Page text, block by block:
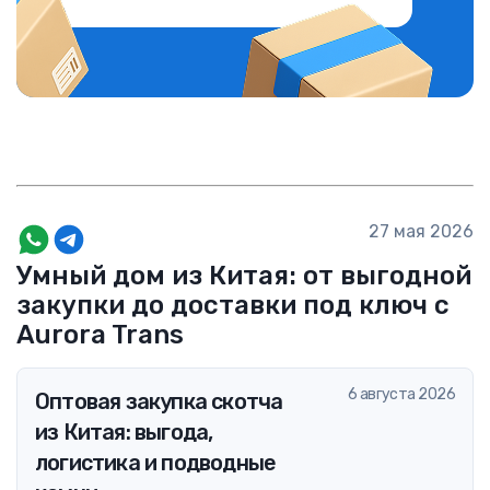
Умный дом из Китая: от выгодной
закупки до доставки под ключ с
Aurora Trans
27 мая 2026
Оптовая закупка скотча
из Китая: выгода,
логистика и подводные
6 августа 2026